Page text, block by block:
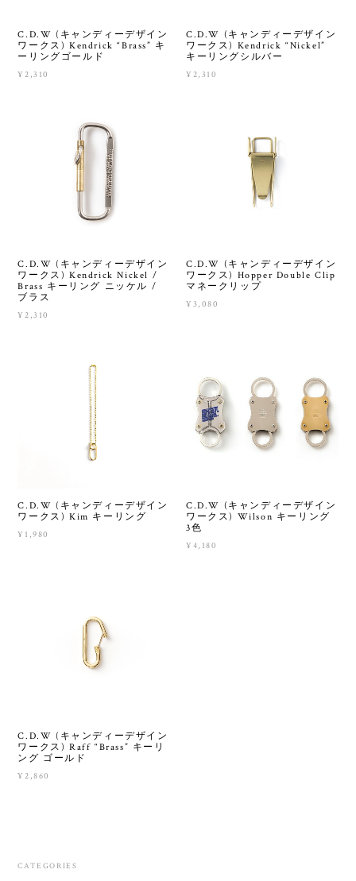
C.D.W (キャンディーデザイン
ワークス) Kendrick “Brass” キ
ーリングゴールド
¥2,310
C.D.W (キャンディーデザイン
ワークス) Kendrick “Nickel”
キーリングシルバー
¥2,310
C.D.W (キャンディーデザイン
ワークス) Kendrick Nickel /
Brass キーリング ニッケル /
ブラス
¥2,310
C.D.W (キャンディーデザイン
ワークス) Hopper Double Clip
マネークリップ
¥3,080
C.D.W (キャンディーデザイン
ワークス) Kim キーリング
¥1,980
C.D.W (キャンディーデザイン
ワークス) Wilson キーリング
3色
¥4,180
C.D.W (キャンディーデザイン
ワークス) Raff “Brass” キーリ
ング ゴールド
¥2,860
CATEGORIES